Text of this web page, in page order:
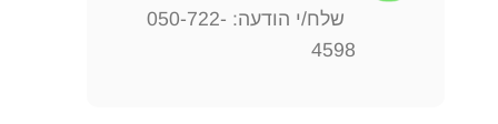
שלח/י הודעה: 050-722-
4598